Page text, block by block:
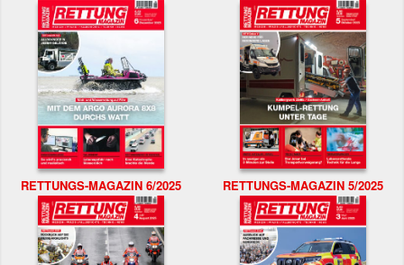
RETTUNGS-MAGAZIN 6/2025 RETTUNGS-MAGAZIN 5/2025